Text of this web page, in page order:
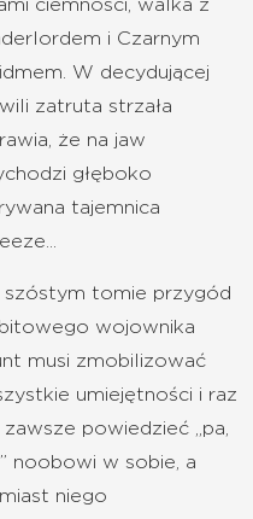
ciemności, walka z
i Czarnym
W decydującej
zatruta strzała
że na jaw
głęboko
tajemnica
szóstym tomie przygód
wojownika
musi zmobilizować
umiejętności i raz
zawsze powiedzieć „pa,
noobowi w sobie, a
niego